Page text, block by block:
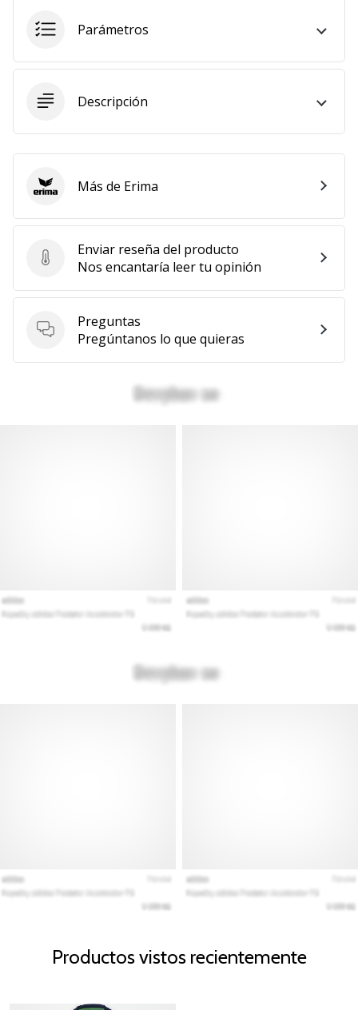
Parámetros
Descripción
Enviar reseña del producto
Enviar reseña del producto
Nos encantaría leer tu opinión
Preguntas
Preguntas
Pregúntanos lo que quieras
ErimaMás de Erima
Productos vistos recientemente